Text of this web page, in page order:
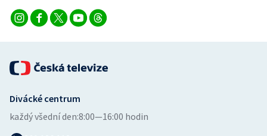
Volejbal
Divácké centrum
každý všední den:8:00—16:00 hodin